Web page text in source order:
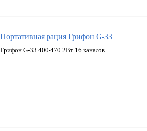
Портативная рация Грифон G-33
Грифон G-33 400-470 2Вт 16 каналов